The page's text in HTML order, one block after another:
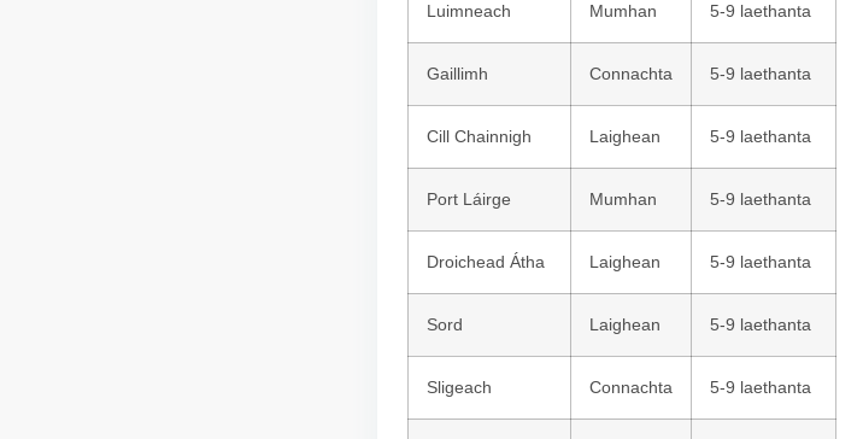
Luimneach Mumhan 5-9 laethanta
Gaillimh Connachta 5-9 laethanta
Cill Chainnigh Laighean 5-9 laethanta
Port Láirge Mumhan 5-9 laethanta
Droichead Átha Laighean 5-9 laethanta
Sord Laighean 5-9 laethanta
Sligeach Connachta 5-9 laethanta